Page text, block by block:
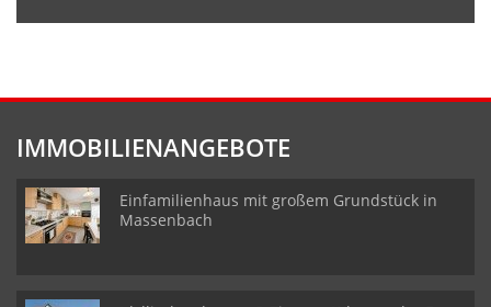
IMMOBILIENANGEBOTE
Einfamilienhaus mit großem Grundstück in
Massenbach